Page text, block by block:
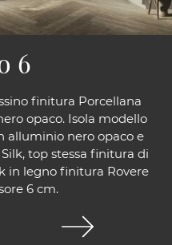
finitura Porcellana
opaco. Isola modello
alluminio nero opaco e
top stessa finitura di
in legno finitura Rovere
6 cm.
6